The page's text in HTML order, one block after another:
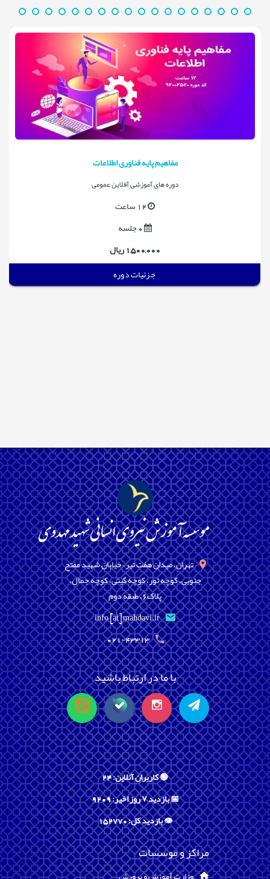
مفاهیم پایه فناوری اطلاعات
دوره های آموزشی آفلاین عمومی
12 ساعت
1,500,000 ریال
جزئیات دوره
تهران، میدان هفت تیر، خیابان شهید مفتح
جنوبی، کوچه تور، کوچه گیتی، کوچه جمال،
پلاک6، طبقه دوم
info [at] mahdavi.ir
021-43313
با ما در ارتباط باشید
🟢 کاربران آنلاین: 24
📅 بازدید ۷ روز اخیر: 9209
👁️ بازدید کل: 152770
مراکز و موسسات